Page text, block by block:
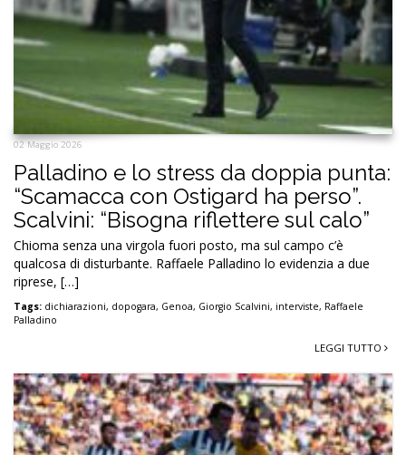
02 Maggio 2026
Palladino e lo stress da doppia punta:
“Scamacca con Ostigard ha perso”.
Scalvini: “Bisogna riflettere sul calo”
Chioma senza una virgola fuori posto, ma sul campo c’è
qualcosa di disturbante. Raffaele Palladino lo evidenzia a due
riprese, […]
Tags: dichiarazioni, dopogara, Genoa, Giorgio Scalvini, interviste, Raffaele
Palladino
LEGGI TUTTO